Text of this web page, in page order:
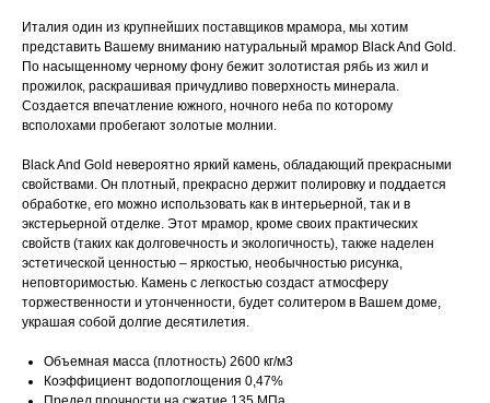
Италия один из крупнейших поставщиков мрамора, мы хотим
представить Вашему вниманию натуральный мрамор Black And Gold.
По насыщенному черному фону бежит золотистая рябь из жил и
прожилок, раскрашивая причудливо поверхность минерала.
Создается впечатление южного, ночного неба по которому
всполохами пробегают золотые молнии.
Black And Gold невероятно яркий камень, обладающий прекрасными
свойствами. Он плотный, прекрасно держит полировку и поддается
обработке, его можно использовать как в интерьерной, так и в
экстерьерной отделке. Этот мрамор, кроме своих практических
свойств (таких как долговечность и экологичность), также наделен
эстетической ценностью – яркостью, необычностью рисунка,
неповторимостью. Камень с легкостью создаст атмосферу
торжественности и утонченности, будет солитером в Вашем доме,
украшая собой долгие десятилетия.
Объемная масса (плотность) 2600 кг/м3
Коэффициент водопоглощения 0,47%